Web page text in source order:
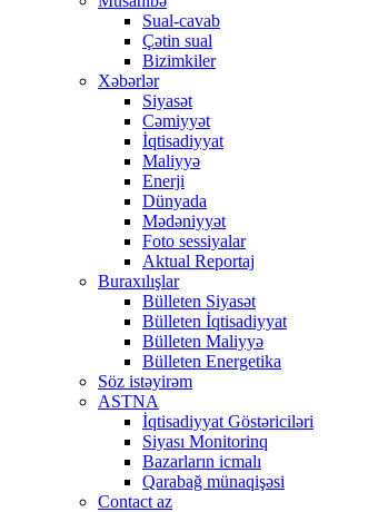
Sual-cavab
Çətin sual
Bizimkiler
Xəbərlər
Siyasət
Cəmiyyət
İqtisadiyyat
Maliyyə
Enerji
Dünyada
Mədəniyyət
Foto sessiyalar
Aktual Reportaj
Buraxılışlar
Bülleten Siyasət
Bülleten İqtisadiyyat
Bülleten Maliyyə
Bülleten Energetika
Söz istəyirəm
ASTNA
İqtisadiyyat Göstəriciləri
Siyası Monitorinq
Bazarların icmalı
Qarabağ münaqişəsi
Contact az